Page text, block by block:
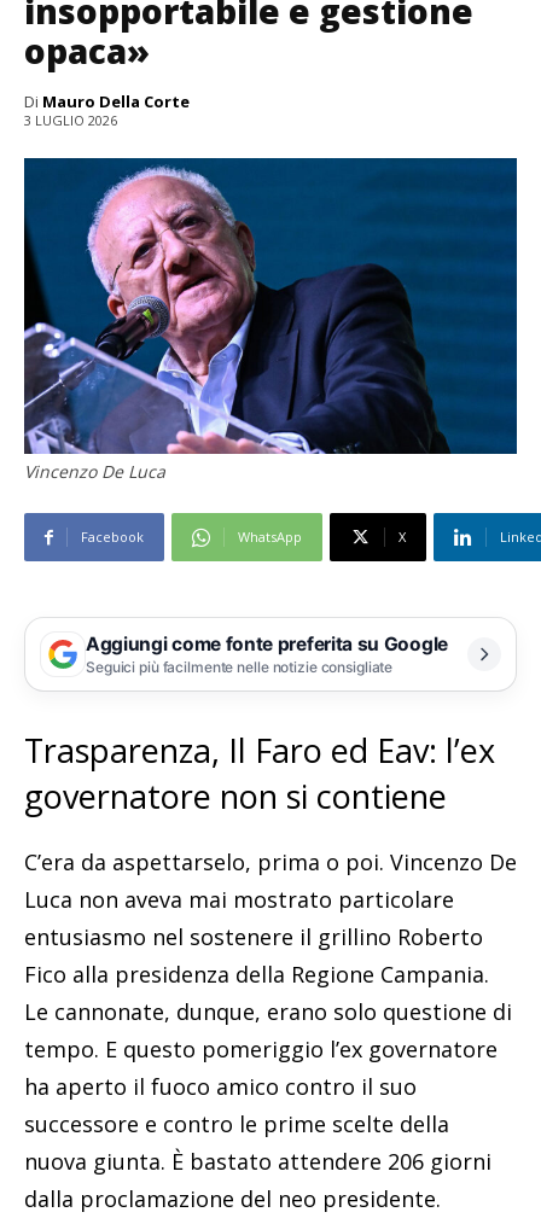
insopportabile e gestione
opaca»
Di Mauro Della Corte
3 LUGLIO 2026
Vincenzo De Luca
Facebook WhatsApp X
Aggiungi come fonte preferita su Google
Seguici più facilmente nelle notizie consigliate
Trasparenza, Il Faro ed Eav: l’ex
governatore non si contiene
C’era da aspettarselo, prima o poi. Vincenzo De
Luca non aveva mai mostrato particolare
entusiasmo nel sostenere il grillino Roberto
Fico alla presidenza della Regione Campania.
Le cannonate, dunque, erano solo questione di
tempo. E questo pomeriggio l’ex governatore
ha aperto il fuoco amico contro il suo
successore e contro le prime scelte della
nuova giunta. È bastato attendere 206 giorni
dalla proclamazione del neo presidente.